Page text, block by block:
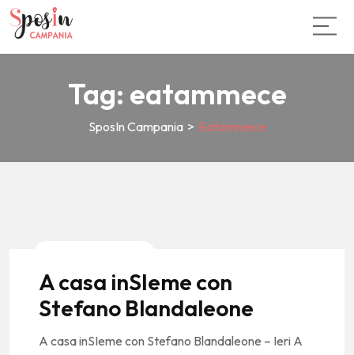
Tag: eatammece
SposIn Campania > Eatammece
A casa inSIeme con
Stefano Blandaleone
A casa inSIeme con Stefano Blandaleone – Ieri A